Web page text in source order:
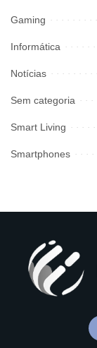
Gaming
Informática
Notícias
Sem categoria
Smart Living
Smartphones